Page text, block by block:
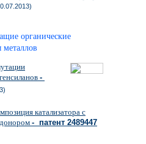
органические
-
катализатора с
- патент 2489447